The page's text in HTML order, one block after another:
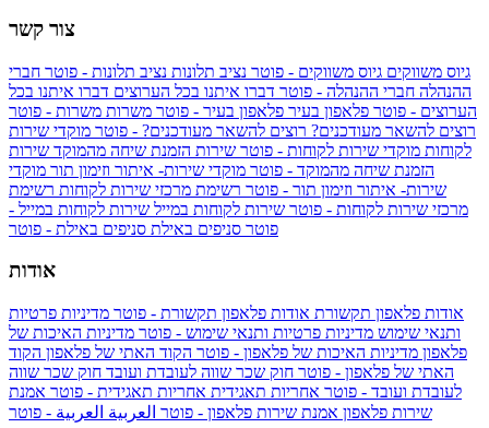
צור קשר
גיוס משווקים גיוס משווקים - פוטר נציב תלונות נציב תלונות - פוטר חברי
ההנהלה חברי ההנהלה - פוטר דברו איתנו בכל הערוצים דברו איתנו בכל
הערוצים - פוטר פלאפון בעיר פלאפון בעיר - פוטר משרות משרות - פוטר
רוצים להשאר מעודכנים? רוצים להשאר מעודכנים? - פוטר מוקדי שירות
לקוחות מוקדי שירות לקוחות - פוטר שירות הזמנת שיחה מהמוקד שירות
הזמנת שיחה מהמוקד - פוטר מוקדי שירות- איתור וזימון תור מוקדי
שירות- איתור וזימון תור - פוטר רשימת מרכזי שירות לקוחות רשימת
מרכזי שירות לקוחות - פוטר שירות לקוחות במייל שירות לקוחות במייל -
פוטר סניפים באילת סניפים באילת - פוטר
אודות
אודות פלאפון תקשורת אודות פלאפון תקשורת - פוטר מדיניות פרטיות
ותנאי שימוש מדיניות פרטיות ותנאי שימוש - פוטר מדיניות האיכות של
פלאפון מדיניות האיכות של פלאפון - פוטר הקוד האתי של פלאפון הקוד
האתי של פלאפון - פוטר חוק שכר שווה לעובדת ועובד חוק שכר שווה
לעובדת ועובד - פוטר אחריות תאגידית אחריות תאגידית - פוטר אמנת
שירות פלאפון אמנת שירות פלאפון - פוטר العربية العربية - פוטר